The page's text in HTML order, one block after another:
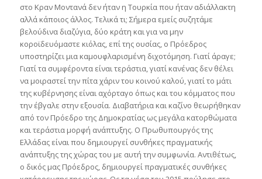
στο Κραν Μοντανά δεν ήταν η Τουρκία που ήταν αδιάλλακτη
αλλά κάποιος άλλος. Τελικά τι; Σήμερα εμείς συζητάμε
βελούδινα διαζύγια, δύο κράτη και για να μην
κοροϊδευόμαστε κιόλας, επί της ουσίας, ο Πρόεδρος
υποστηρίζει μια καμουφλαρισμένη διχοτόμηση. Γιατί άραγε;
Γιατί τα συμφέροντα είναι τεράστια, γιατί κανένας δεν θέλει
να μοιραστεί την πίτα χάριν του κοινού καλού, γιατί το μάτι
της κυβέρνησης είναι αχόρταγο όπως και του κόμματος που
την έβγαλε στην εξουσία. Διαβατήρια και καζίνο θεωρήθηκαν
από τον Πρόεδρο της Δημοκρατίας ως μεγάλα κατορθώματα
και τεράστια μορφή ανάπτυξης. Ο Πρωθυπουργός της
Ελλάδας είναι που δημιουργεί συνθήκες πραγματικής
ανάπτυξης της χώρας του με αυτή την συμφωνία. Αντιθέτως,
ο δικός μας Πρόεδρος, δημιουργεί πραγματικές συνθήκες